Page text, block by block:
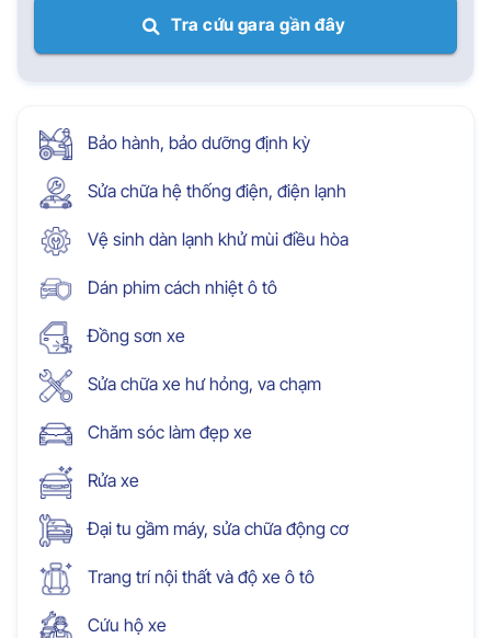
Tra cứu gara gần đây
Bảo hành, bảo dưỡng định kỳ
Sửa chữa hệ thống điện, điện lạnh
Vệ sinh dàn lạnh khử mùi điều hòa
Dán phim cách nhiệt ô tô
Đồng sơn xe
Sửa chữa xe hư hỏng, va chạm
Chăm sóc làm đẹp xe
Rửa xe
Đại tu gầm máy, sửa chữa động cơ
Trang trí nội thất và độ xe ô tô
Cứu hộ xe